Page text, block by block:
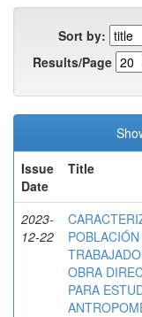
Sort by:
Results/Page
Issue
Date
Title
2023-
12-22
OBRA
PARA